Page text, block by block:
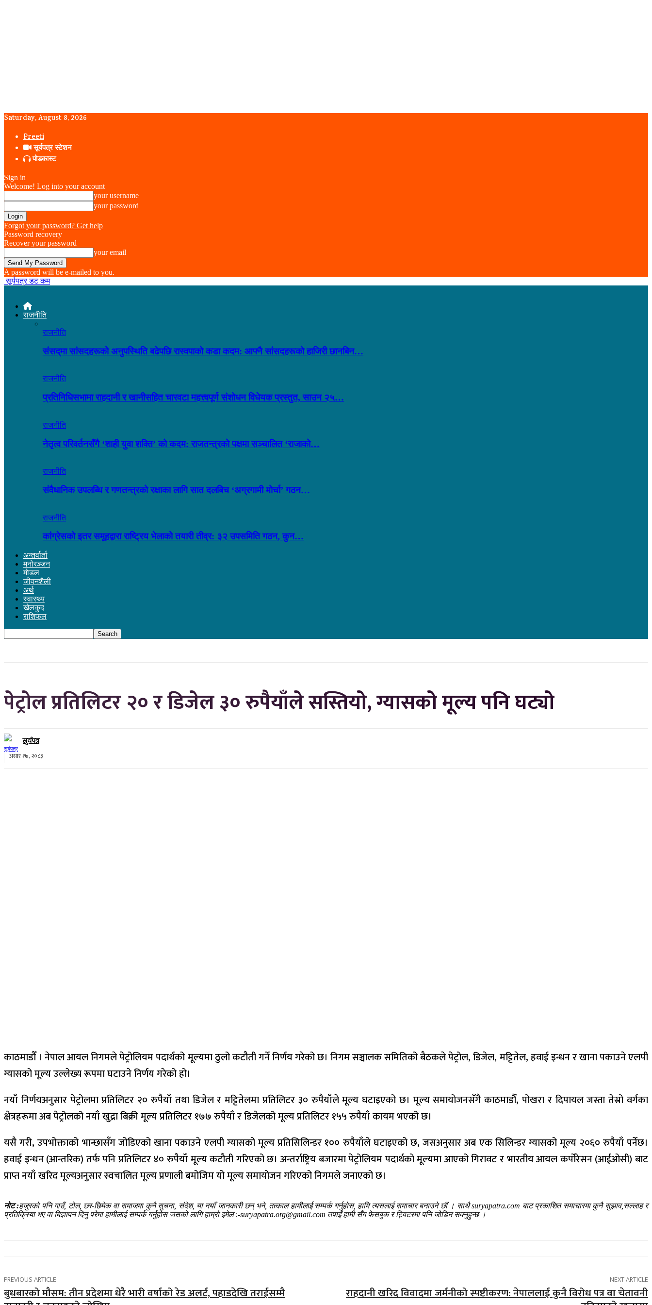
Saturday, August 8, 2026
Preeti
सूर्यपत्र स्टेशन
पोडकास्ट
Sign in
Welcome! Log into your account
your username
your password
Forgot your password? Get help
Password recovery
Recover your password
your email
A password will be e-mailed to you.
सूर्यपत्र डट कम
राजनीति
राजनीति
संसद्‌मा सांसदहरूको अनुपस्थिति बढेपछि रास्वपाको कडा कदम: आफ्नै सांसदहरूको हाजिरी छानबिन…
राजनीति
प्रतिनिधिसभामा राहदानी र खानीसहित चारवटा महत्त्वपूर्ण संशोधन विधेयक प्रस्तुत, साउन २५…
राजनीति
नेतृत्व परिवर्तनसँगै ‘शाही युवा शक्ति’ को कदम: राजतन्त्रको पक्षमा सञ्चालित ‘राजाको…
राजनीति
संवैधानिक उपलब्धि र गणतन्त्रको रक्षाका लागि सात दलबिच ‘अग्रगामी मोर्चा’ गठन…
राजनीति
कांग्रेसको इतर समूहद्वारा राष्ट्रिय भेलाको तयारी तीव्र: ३२ उपसमिति गठन, कुन…
अन्तर्वार्ता
मनोरञ्जन
माेडल
जीवनशैली
अर्थ
स्वास्थ्य
खेलकुद
राशिफल
पेट्रोल प्रतिलिटर २० र डिजेल ३० रुपैयाँले सस्तियो, ग्यासको मूल्य पनि घट्यो
सूर्यपत्र
असार १७, २०८३
काठमाडौँ । नेपाल आयल निगमले पेट्रोलियम पदार्थको मूल्यमा ठुलो कटौती गर्ने निर्णय गरेको छ। निगम सञ्चालक समितिको बैठकले पेट्रोल, डिजेल, मट्टितेल, हवाई इन्धन र खाना पकाउने एलपी
ग्यासको मूल्य उल्लेख्य रूपमा घटाउने निर्णय गरेको हो।
नयाँ निर्णयअनुसार पेट्रोलमा प्रतिलिटर २० रुपैयाँ तथा डिजेल र मट्टितेलमा प्रतिलिटर ३० रुपैयाँले मूल्य घटाइएको छ। मूल्य समायोजनसँगै काठमाडौँ, पोखरा र दिपायल जस्ता तेस्रो वर्गका
क्षेत्रहरूमा अब पेट्रोलको नयाँ खुद्रा बिक्री मूल्य प्रतिलिटर १७७ रुपैयाँ र डिजेलको मूल्य प्रतिलिटर १५५ रुपैयाँ कायम भएको छ।
यसै गरी, उपभोक्ताको भान्छासँग जोडिएको खाना पकाउने एलपी ग्यासको मूल्य प्रतिसिलिन्डर १०० रुपैयाँले घटाइएको छ, जसअनुसार अब एक सिलिन्डर ग्यासको मूल्य २०६० रुपैयाँ पर्नेछ।
हवाई इन्धन (आन्तरिक) तर्फ पनि प्रतिलिटर ४० रुपैयाँ मूल्य कटौती गरिएको छ। अन्तर्राष्ट्रिय बजारमा पेट्रोलियम पदार्थको मूल्यमा आएको गिरावट र भारतीय आयल कर्पोरेसन (आईओसी) बाट
प्राप्त नयाँ खरिद मूल्यअनुसार स्वचालित मूल्य प्रणाली बमोजिम यो मूल्य समायोजन गरिएको निगमले जनाएको छ।
नोट :हजुरको पनि गाउँ, टोल, छर-छिमेक वा समाजमा कुनै सुचना, संदेश, या नयाँ जानकारी छन् भने, तत्काल हामीलाई सम्पर्क गर्नुहोस, हामि त्यसलाई समाचार बनाउने छौं । साथै suryapatra.com बाट प्रकाशित समाचारमा कुनै सुझाव,सल्लाह र
प्रतिक्रिया भए वा बिज्ञापन दिनु परेमा हामीलाई सम्पर्क गर्नुहोस जसको लागि हाम्रो इमेल :-suryapatra.org@gmail.com तपाईं हामी सँग फेसबुक र ट्विटरमा पनि जोडिन सक्नुहुन्छ ।
PREVIOUS ARTICLE
बुधबारको मौसम: तीन प्रदेशमा धेरै भारी वर्षाको रेड अलर्ट, पहाडदेखि तराईसम्मै
NEXT ARTICLE
राहदानी खरिद विवादमा जर्मनीको स्पष्टीकरण: नेपाललाई कुनै विरोध पत्र वा चेतावनी